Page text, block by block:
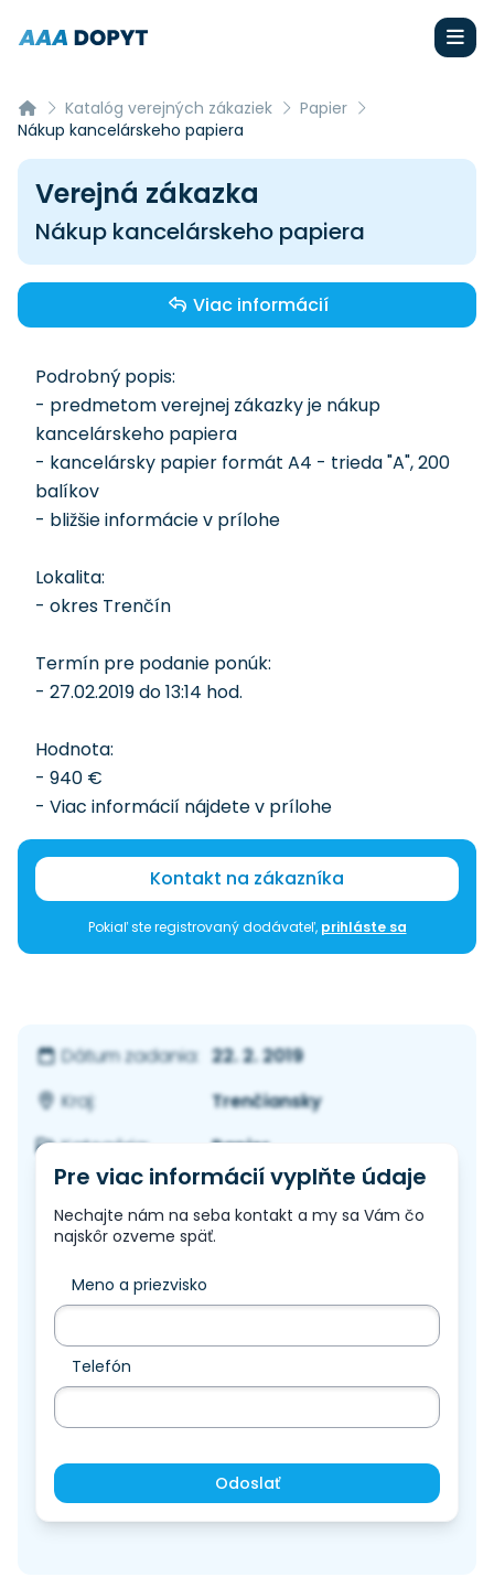
Katalóg verejných zákaziek
Papier
Nákup kancelárskeho papiera
Verejná zákazka
Nákup kancelárskeho papiera
Viac informácií
Podrobný popis:
- predmetom verejnej zákazky je nákup
kancelárskeho papiera
- kancelársky papier formát A4 - trieda "A", 200
balíkov
- bližšie informácie v prílohe
Lokalita:
- okres Trenčín
Termín pre podanie ponúk:
- 27.02.2019 do 13:14 hod.
Hodnota:
- 940 €
- Viac informácií nájdete v prílohe
Kontakt na zákazníka
Pokiaľ ste registrovaný dodávateľ, prihláste sa
Dátum zadania: 22. 2. 2019
Kraj:
Trenčiansky
Kategória:
Papier
Pre viac informácií vyplňte údaje
Nechajte nám na seba kontakt a my sa Vám čo
najskôr ozveme späť.
Meno a priezvisko
Telefón
Odoslať